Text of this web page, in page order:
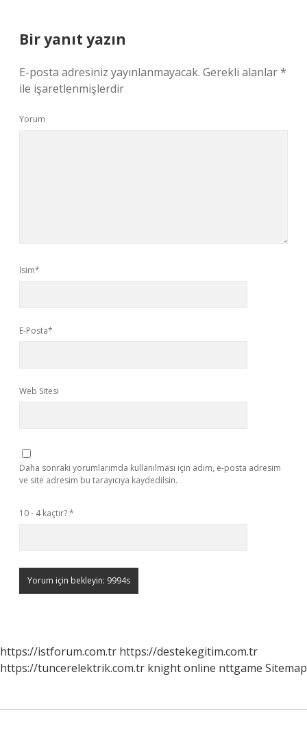
Bir yanıt yazın
E-posta adresiniz yayınlanmayacak. Gerekli alanlar*
ile işaretlenmişlerdir
Yorum
İsim*
E-Posta*
Web Sitesi
Daha sonraki yorumlarımda kullanılması için adım, e-posta adresim
ve site adresim bu tarayıcıya kaydedilsin.
10 - 4 kaçtır?*
https://istforum.com.tr https://destekegitim.com.tr
https://tuncerelektrik.com.tr knight online nttgame Sitemap